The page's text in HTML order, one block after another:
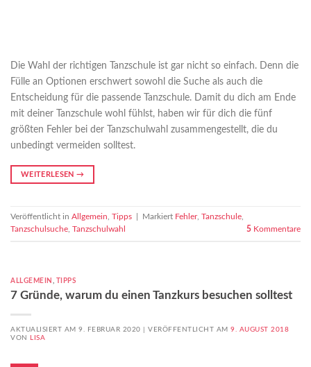
Die Wahl der richtigen Tanzschule ist gar nicht so einfach. Denn die
Fülle an Optionen erschwert sowohl die Suche als auch die
Entscheidung für die passende Tanzschule. Damit du dich am Ende
mit deiner Tanzschule wohl fühlst, haben wir für dich die fünf
größten Fehler bei der Tanzschulwahl zusammengestellt, die du
unbedingt vermeiden solltest.
WEITERLESEN →
Veröffentlicht in Allgemein Tipps Markiert Fehler, Tanzschule
Tanzschulsuche Tanzschulwahl 5 Kommentare
ALLGEMEIN , TIPPS
7 Gründe, warum du einen Tanzkurs besuchen solltest
AKTUALISIERT AM 9. FEBRUAR 2020 |VERÖFFENTLICHT AM9. AUGUST 2018
VON
LISA